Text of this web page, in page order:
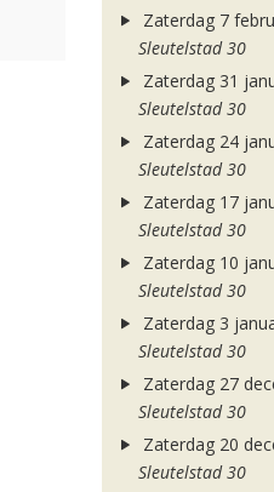
Zaterdag 7
Sleutelstad 30
Zaterdag 31
Sleutelstad 30
Zaterdag 24
Sleutelstad 30
Zaterdag 17
Sleutelstad 30
Zaterdag 10
Sleutelstad 30
Zaterdag 3
Sleutelstad 30
Zaterdag 27
Sleutelstad 30
Zaterdag 20
Sleutelstad 30